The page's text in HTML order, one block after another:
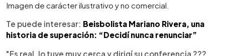
Imagen de carácter ilustrativo y no comercial.
Te puede interesar: Beisbolista Mariano Rivera, una
historia de superación: “Decidí nunca renunciar”
"Es real, lo tuve muy cerca y dirigí su conferencia ???.